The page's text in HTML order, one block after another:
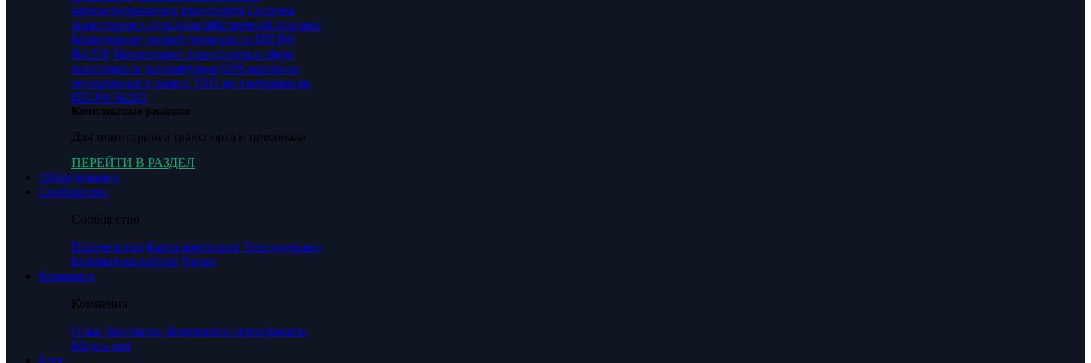
железнодорожного транспорта Система
мониторинга сельскохозяйственной техники
Мониторинг лесной техники по ПП РФ
№1378 Мониторинг транспорта в сфере
логистики и дистрибуции GPS-контроль
мусоровозов и вывоз ТКО по требованиям
ПП РФ №293
Комплексные решения
Для мониторинга транспорта и пресонала
ПЕРЕЙТИ В РАЗДЕЛ
Оборудование
Сообщество
Сообщество
Партнерство Карта партнеров Техподдержка
Библиотека кейсов Видео
Компания
Компания
О нас Контакты Лицензии и сертификаты
Медиа-кит
Блог